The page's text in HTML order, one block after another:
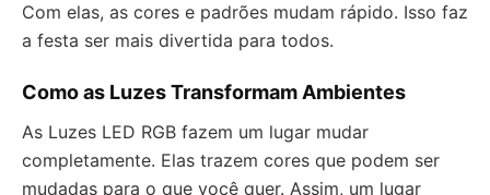
Com elas, as cores e padrões mudam rápido. Isso faz
a festa ser mais divertida para todos.
Como as Luzes Transformam Ambientes
As Luzes LED RGB fazem um lugar mudar
completamente. Elas trazem cores que podem ser
mudadas para o que você quer. Assim, um lugar